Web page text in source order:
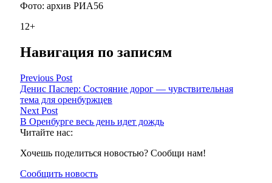
Фото: архив РИА56
12+
Навигация по записям
Previous Post
Денис Паслер: Состояние дорог — чувствительная
тема для оренбуржцев
Next Post
В Оренбурге весь день идет дождь
Читайте нас:
Хочешь поделиться новостью? Сообщи нам!
Сообщить новость